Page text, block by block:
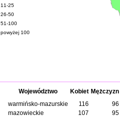
11-25
26-50
51-100
powyżej 100
Województwo Kobiet Mężczyzn
warmińsko-mazurskie 116
96
mazowieckie 107
95